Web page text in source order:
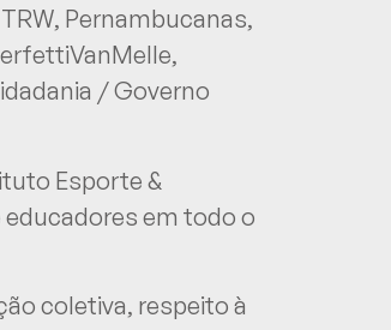
Pernambucanas,
/ Governo
Esporte &
educadores em todo o
coletiva, respeito à